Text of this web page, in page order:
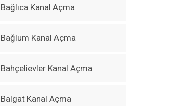
Bağlıca Kanal Açma
Bağlum Kanal Açma
Bahçelievler Kanal Açma
Balgat Kanal Açma